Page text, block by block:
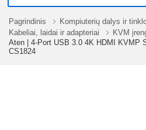
Pagrindinis
Kompiuterių dalys ir
Kabeliai, laidai ir adapteriai
KVM
Aten | 4-Port USB 3.0 4K HDMI KVMP
CS1824